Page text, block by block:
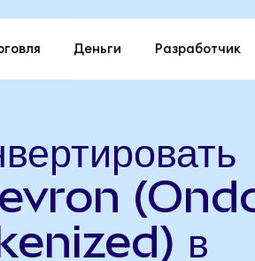
Деньги Разработчик
в